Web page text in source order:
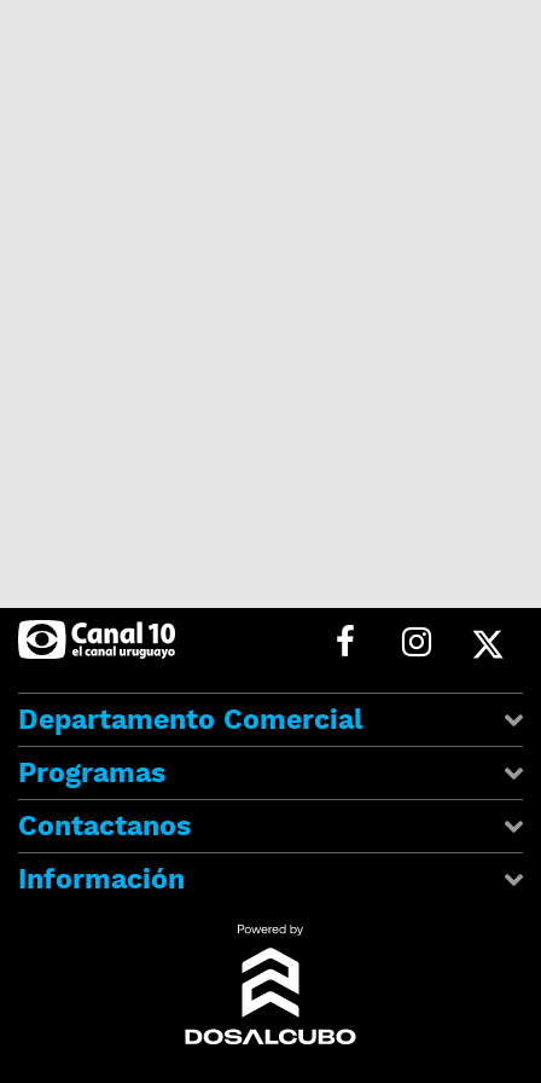
Departamento Comercial
Programas
Contactanos
Información